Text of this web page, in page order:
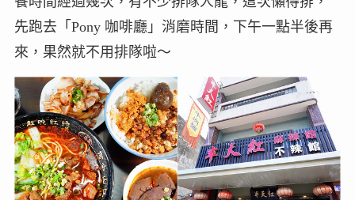
先跑去「Pony 咖啡廳」消磨時間，下午一點半後再
來，果然就不用排隊啦～